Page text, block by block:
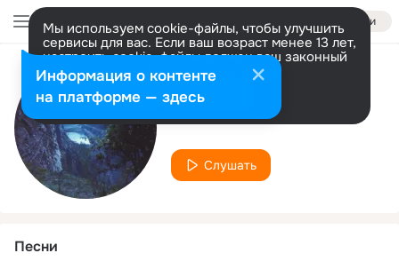
Войти
Мы используем cookie-файлы, чтобы улучшить
сервисы для вас. Если ваш возраст менее 13 лет,
настроить cookie-файлы должен ваш законный
представитель. Больше информации
Разрешить все Настроить
Исполнитель
Milan Holub
Слушать
Песни
Информация о контенте
на платформе — здесь